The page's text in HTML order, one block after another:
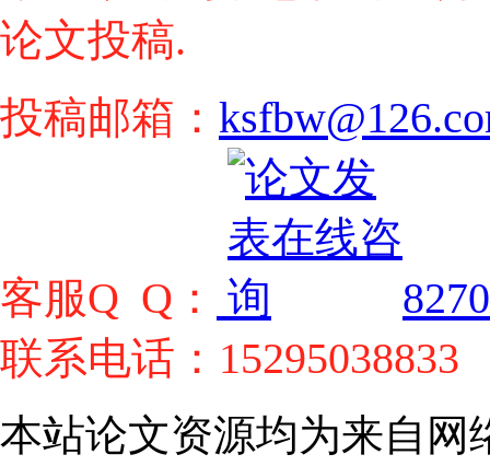
论文投稿.
投稿邮箱：
客服Q Q：
联系电话：15295038833
本站论文资源均为来自网